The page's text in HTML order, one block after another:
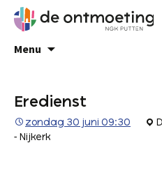
Menu
Eredienst
zondag 30 juni 09:30
- Nijkerk